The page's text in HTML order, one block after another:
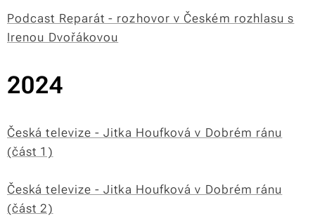
Podcast Reparát - rozhovor v Českém rozhlasu s
Irenou Dvořákovou
2024
Česká televize - Jitka Houfková v Dobrém ránu
(část 1)
Česká televize - Jitka Houfková v Dobrém ránu
(část 2)